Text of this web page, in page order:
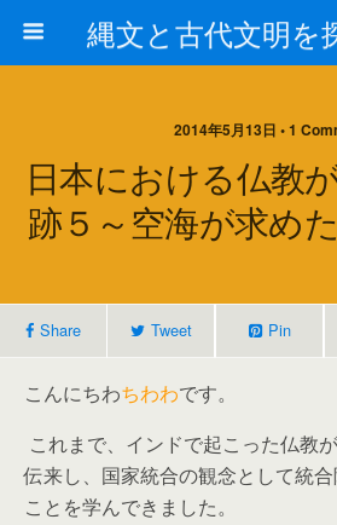
2014年5月13日 • 1
日本における仏教
跡５～空海が求め
Share Tweet Pin
こんにちわちわわです。
これまで、インドで起こった仏教
伝来し、国家統合の観念として統
ことを学んできました。